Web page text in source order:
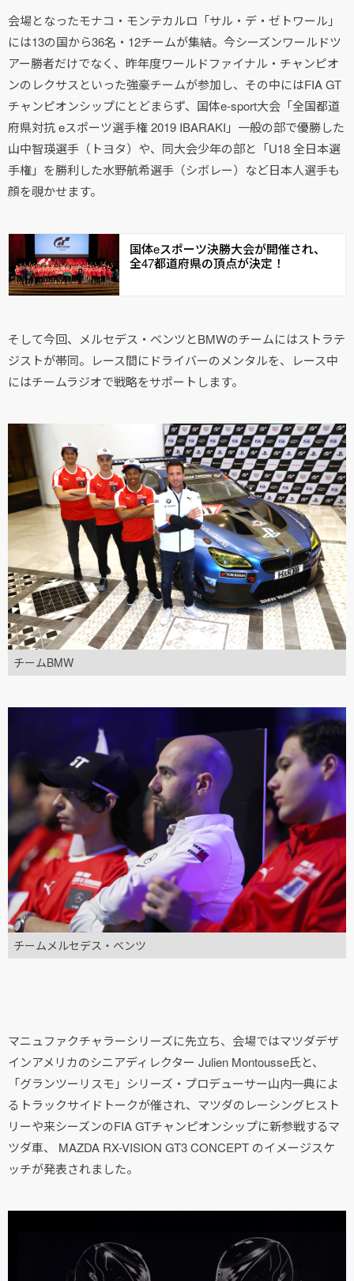
会場となったモナコ・モンテカルロ「サル・デ・ゼトワール」
には13の国から36名・12チームが集結。今シーズンワールドツ
アー勝者だけでなく、昨年度ワールドファイナル・チャンピオ
ンのレクサスといった強豪チームが参加し、その中にはFIA GT
チャンピオンシップにとどまらず、国体e-sport大会「全国都道
府県対抗 eスポーツ選手権 2019 IBARAKI」一般の部で優勝した
山中智瑛選手（トヨタ）や、同大会少年の部と「U18 全日本選
手権」を勝利した水野航希選手（シボレー）など日本人選手も
顔を覗かせます。
国体eスポーツ決勝大会が開催され、
全47都道府県の頂点が決定！
そして今回、メルセデス・ベンツとBMWのチームにはストラテ
ジストが帯同。レース間にドライバーのメンタルを、レース中
にはチームラジオで戦略をサポートします。
チームBMW
チームメルセデス・ベンツ
マニュファクチャラーシリーズに先立ち、会場ではマツダデザ
インアメリカのシニアディレクター Julien Montousse氏と、
「グランツーリスモ」シリーズ・プロデューサー山内一典によ
るトラックサイドトークが催され、マツダのレーシングヒスト
リーや来シーズンのFIA GTチャンピオンシップに新参戦するマ
ツダ車、 MAZDA RX-VISION GT3 CONCEPT のイメージスケ
ッチが発表されました。